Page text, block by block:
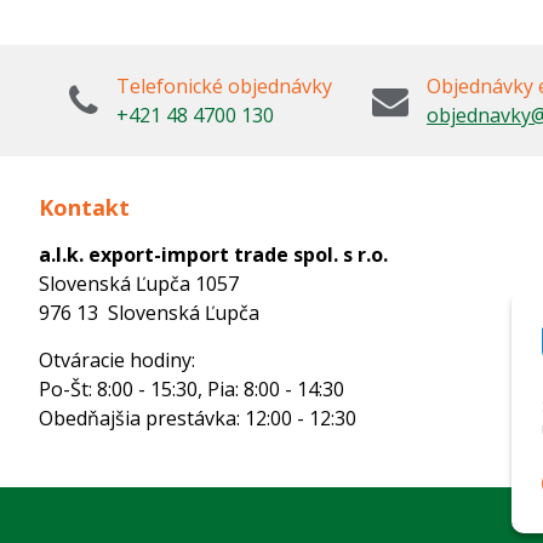
Telefonické objednávky
+421 48 4700 130
Objednávky
Kontakt
a.l.k. export-import trade spol. s r.o.
Slovenská Ľupča 1057
976 13 Slovenská Ľupča
Otváracie hodiny:
Po-Št: 8:00 - 15:30, Pia: 8:00 - 14:30
Obedňajšia prestávka: 12:00 - 12:30